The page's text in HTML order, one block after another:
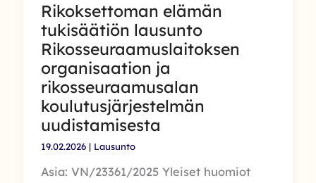
Rikoksettoman elämän
tukisäätiön lausunto
Rikosseuraamuslaitoksen
organisaation ja
rikosseuraamusalan
koulutusjärjestelmän
uudistamisesta
19.02.2026| Lausunto
Asia: VN/23361/2025 Yleiset huomiot